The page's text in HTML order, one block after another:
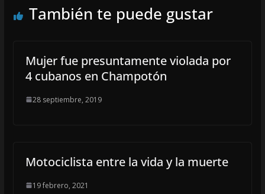
También te puede gustar
Mujer fue presuntamente violada por
4 cubanos en Champotón
28 septiembre, 2019
Motociclista entre la vida y la muerte
19 febrero, 2021